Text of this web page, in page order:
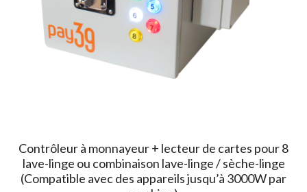
Contrôleur à monnayeur + lecteur de cartes pour 8
lave-linge ou combinaison lave-linge / sèche-linge
(Compatible avec des appareils jusqu’à 3000W par